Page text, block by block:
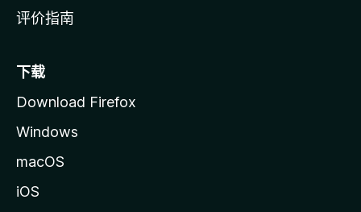
评价指南
下载
Download Firefox
Windows
macOS
iOS